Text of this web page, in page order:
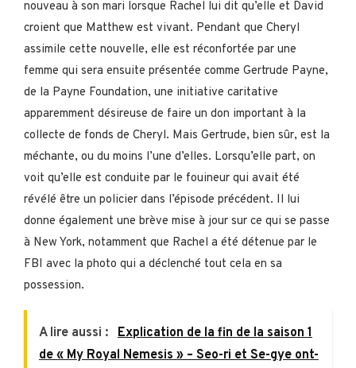
nouveau à son mari lorsque Rachel lui dit qu’elle et David
croient que Matthew est vivant. Pendant que Cheryl
assimile cette nouvelle, elle est réconfortée par une
femme qui sera ensuite présentée comme Gertrude Payne,
de la Payne Foundation, une initiative caritative
apparemment désireuse de faire un don important à la
collecte de fonds de Cheryl. Mais Gertrude, bien sûr, est la
méchante, ou du moins l’une d’elles. Lorsqu’elle part, on
voit qu’elle est conduite par le fouineur qui avait été
révélé être un policier dans l’épisode précédent. Il lui
donne également une brève mise à jour sur ce qui se passe
à New York, notamment que Rachel a été détenue par le
FBI avec la photo qui a déclenché tout cela en sa
possession.
A lire aussi :
Explication de la fin de la saison 1
de « My Royal Nemesis » – Seo-ri et Se-gye ont-